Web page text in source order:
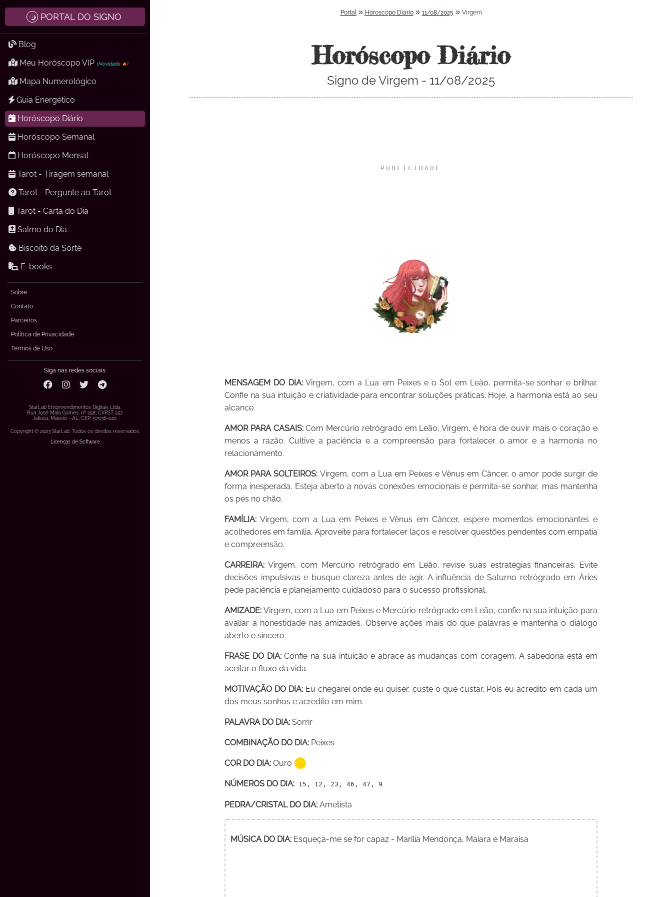
PORTAL DO SIGNO
Blog
Meu Horóscopo VIP (Novidade 🔥)
Mapa Numerológico
Guia Energético
Horóscopo Diário
Horóscopo Semanal
Horóscopo Mensal
Tarot - Tiragem semanal
Tarot - Pergunte ao Tarot
Tarot - Carta do Dia
Salmo do Dia
Biscoito da Sorte
E-books
Sobre
Contato
Parceiros
Política de Privacidade
Termos de Uso
Siga nas redes sociais:
StarLab Empreendimentos Digitais Ltda.
Rua José Maia Gomes, nº 258, CXPST 257.
Jatiúca, Maceió - AL, CEP: 57036-240.
Copyright © 2023 StarLab. Todos os direitos reservados.
Licenças de Software
Portal » Horoscopo Diario» 11/08/2025 » Virgem
Horóscopo Diário
Signo de Virgem - 11/08/2025
MENSAGEM DO DIA:Virgem, com a Lua em Peixes e o Sol em Leão, permita-se sonhar e brilhar.
Confie na sua intuição e criatividade para encontrar soluções práticas. Hoje, a harmonia está ao seu
alcance.
AMOR PARA CASAIS:Com Mercúrio retrógrado em Leão, Virgem, é hora de ouvir mais o coração e
menos a razão. Cultive a paciência e a compreensão para fortalecer o amor e a harmonia no
relacionamento.
AMOR PARA SOLTEIROS: Virgem, com a Lua em Peixes e Vênus em Câncer, o amor pode surgir de
forma inesperada. Esteja aberto a novas conexões emocionais e permita-se sonhar, mas mantenha
os pés no chão.
FAMÍLIA: Virgem, com a Lua em Peixes e Vênus em Câncer, espere momentos emocionantes e
acolhedores em família. Aproveite para fortalecer laços e resolver questões pendentes com empatia
e compreensão.
CARREIRA: Virgem, com Mercúrio retrógrado em Leão, revise suas estratégias financeiras. Evite
decisões impulsivas e busque clareza antes de agir. A influência de Saturno retrógrado em Áries
pede paciência e planejamento cuidadoso para o sucesso profissional.
AMIZADE: Virgem, com a Lua em Peixes e Mercúrio retrógrado em Leão, confie na sua intuição para
avaliar a honestidade nas amizades. Observe ações mais do que palavras e mantenha o diálogo
aberto e sincero.
FRASE DO DIA:Confie na sua intuição e abrace as mudanças com coragem. A sabedoria está em
aceitar o fluxo da vida.
MOTIVAÇÃO DO DIA: Eu chegarei onde eu quiser, custe o que custar. Pois eu acredito em cada um
dos meus sonhos e acredito em mim.
PALAVRA DO DIA: Sorrir
COMBINAÇÃO DO DIA: Peixes
COR DO DIA: Ouro
NÚMEROS DO DIA: 15, 12, 23, 46, 47, 9
PEDRA/CRISTAL DO DIA: Ametista
MÚSICA DO DIA: Esqueça-me se for capaz - Marília Mendonça, Maiara e Maraísa